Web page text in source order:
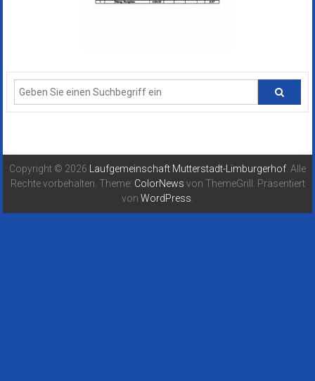
Copyright © 2026 Laufgemeinschaft Mutterstadt-Limburgerhof . Alle
Rechte vorbehalten. Theme: ColorNews von ThemeGrill. Präsentiert
von WordPress